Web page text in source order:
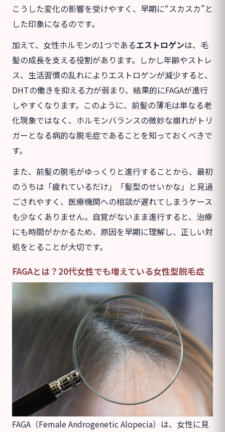
こうした変化の影響を受けやすく、早期に“スカスカ”と
した印象になるのです。
加えて、女性ホルモンの1つであるエストロゲンは、毛
髪の成長を支える役割があります。しかし年齢やストレ
ス、生活習慣の乱れによりエストロゲンが減少すると、
DHTの働きを抑える力が弱まり、結果的にFAGAが進行
しやすくなります。このように、前髪の薄毛は単なる老
化現象ではなく、ホルモンバランスの微妙な崩れがトリ
ガーとなる病的な脱毛症であることを知っておくべきで
す。
また、前髪の脱毛がゆっくりと進行することから、最初
のうちは「疲れているだけ」「髪型のせいかな」と見過
ごされやすく、医療機関への相談が遅れてしまうケース
も少なくありません。自覚がないまま進行すると、治療
にも時間がかかるため、原因を早期に理解し、正しい対
処をとることが大切です。
FAGAとは？20代女性でも増えている女性型脱毛症
FAGA（Female Androgenetic Alopecia）は、女性に見